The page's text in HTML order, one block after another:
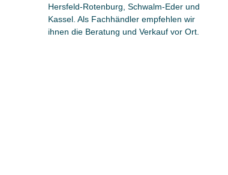
Hersfeld-Rotenburg, Schwalm-Eder und
Kassel. Als Fachhändler empfehlen wir
ihnen die Beratung und Verkauf vor Ort.